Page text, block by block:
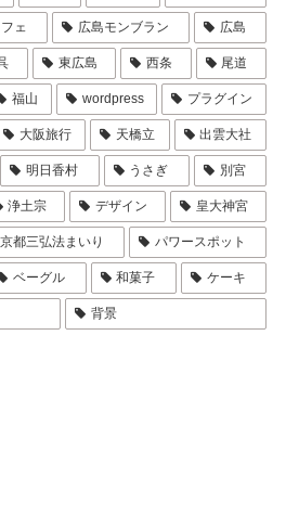
ェ 広島モンブラン 広島
東広島 西条 尾道
福山 wordpress プラグイン
大阪旅行 天橋立 出雲大社
明日香村 うさぎ 別宮
浄土宗 デザイン 皇大神宮
京都三弘法まいり パワースポット
ベーグル 和菓子 ケーキ
背景